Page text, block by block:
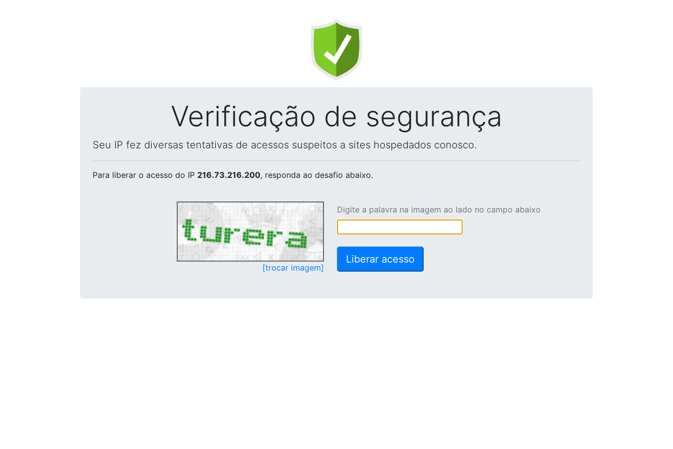
Verificação de segurança
Seu IP fez diversas tentativas de acessos suspeitos a sites hospedados conosco.
Para liberar o acesso do IP 216.73.216.200, responda ao desafio abaixo.
[trocar imagem]
Digite a palavra na imagem ao lado no campo abaixo